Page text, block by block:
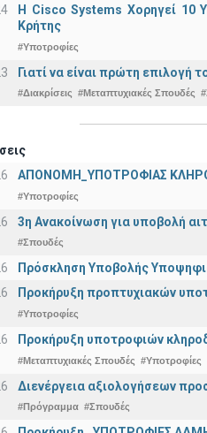
Η Cisco Systems Χορηγεί 10
Κρήτης
#Υποτροφίες
Γιατί να είναι πρώτη
#Διακρίσεις #Μεταπτυχιακές Σπουδές
ΑΠΟΝΟΜΗ_ΥΠΟΤΡΟΦΙΑΣ
#Υποτροφίες
3η Ανακοίνωση για υποβολή
#Σπουδές
Πρόσκληση Υποβολής
Προκήρυξη προπτυχιακών
#Υποτροφίες
Προκήρυξη υποτροφιών
#Μεταπτυχιακές Σπουδές #Υποτροφίες
Διενέργεια αξιολογήσεων
#Πρόγραμμα #Σπουδές